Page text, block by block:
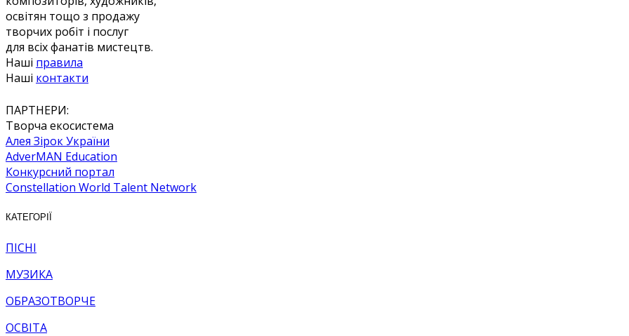
освітян тощо з продажу
творчих робіт і послуг
для всіх фанатів мистецтв.
Наші правила
Наші контакти
ПАРТНЕРИ:
Творча екосистема
Алея Зірок України
AdverMAN Education
Конкурсний портал
Constellation World Talent Network
КАТЕГОРІЇ
ПІСНІ
МУЗИКА
ОБРАЗОТВОРЧЕ
ОСВІТА